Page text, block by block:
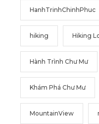
HanhTrinhChinhPhuc
hiking Hiking
Hành Trình Chư Mư
Khám Phá Chư Mư
MountainView